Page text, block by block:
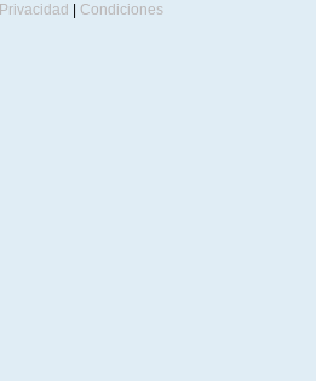
Privacidad
Condiciones